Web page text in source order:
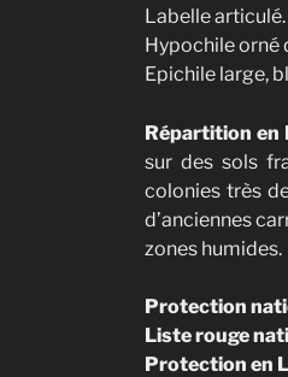
Labelle articulé.
Hypochile orné
Epichile large,
Répartition en
sur des sols
colonies très
d’anciennes
zones humides.
Protection
Liste rouge
Protection en